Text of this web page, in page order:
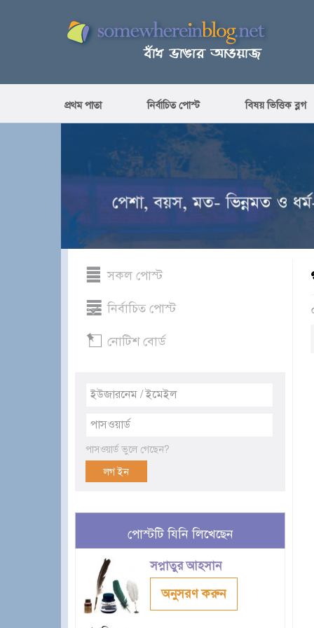
প্রথম পাতা নির্বাচিত পোস্ট বিষয় ভিত্তিক ব্লগ
সকল পোস্ট
নির্বাচিত পোস্ট
নোটিশ বোর্ড
পাসওয়ার্ড ভুলে গেছেন?
পোস্টটি যিনি লিখেছেন
সপ্নাতুর আহসান
অনুসরণ করুন